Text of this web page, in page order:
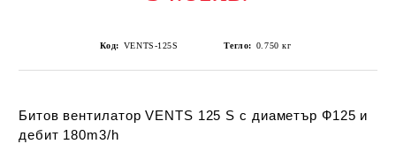
Код: VENTS-125S Тегло: 0.750 кг
Битов вентилатор VENTS 125 S с диаметър Ф125 и
дебит 180m3/h